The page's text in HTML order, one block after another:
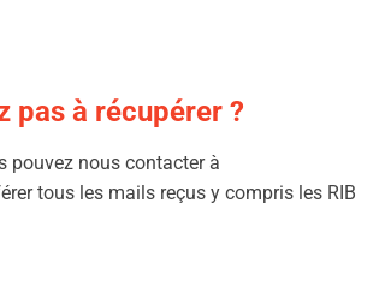
pas à récupérer ?
pouvez nous contacter à
tous les mails reçus y compris les RIB